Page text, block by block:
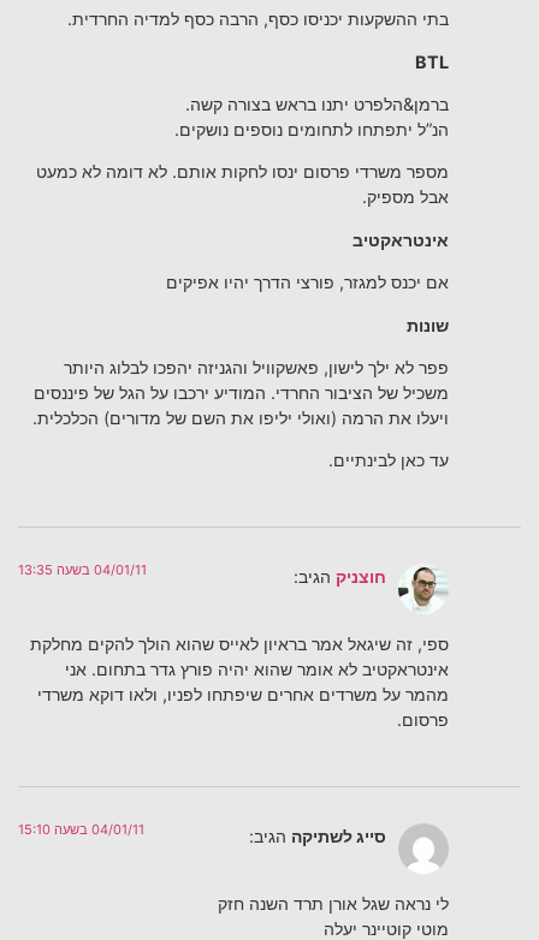
בתי ההשקעות יכניסו כסף, הרבה כסף למדיה החרדית.
BTL
ברמן&הלפרט יתנו בראש בצורה קשה.
הנ”ל יתפתחו לתחומים נוספים נושקים.
מספר משרדי פרסום ינסו לחקות אותם. לא דומה לא כמעט
אבל מספיק.
אינטראקטיב
אם יכנס למגזר, פורצי הדרך יהיו אפיקים
שונות
פפר לא ילך לישון, פאשקוויל והגניזה יהפכו לבלוג היותר
משכיל של הציבור החרדי. המודיע ירכבו על הגל של פיננסים
ויעלו את הרמה (ואולי יליפו את השם של מדורים) הכלכלית.
עד כאן לבינתיים.
חוצניק הגיב: 04/01/11 בשעה 13:35
ספי, זה שיגאל אמר בראיון לאייס שהוא הולך להקים מחלקת
אינטראקטיב לא אומר שהוא יהיה פורץ גדר בתחום. אני
מהמר על משרדים אחרים שיפתחו לפניו, ולאו דוקא משרדי
פרסום.
סייג לשתיקה הגיב: 04/01/11 בשעה 15:10
לי נראה שגל אורן תרד השנה חזק
מוטי קוטיינר יעלה